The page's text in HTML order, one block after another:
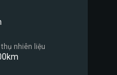
nhiên liệu